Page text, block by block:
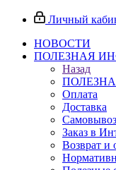
Личный
НОВОСТИ
ПОЛЕЗНАЯ
Назад
Оплата
Доставка
Самовывоз
Заказ в
Возврат и